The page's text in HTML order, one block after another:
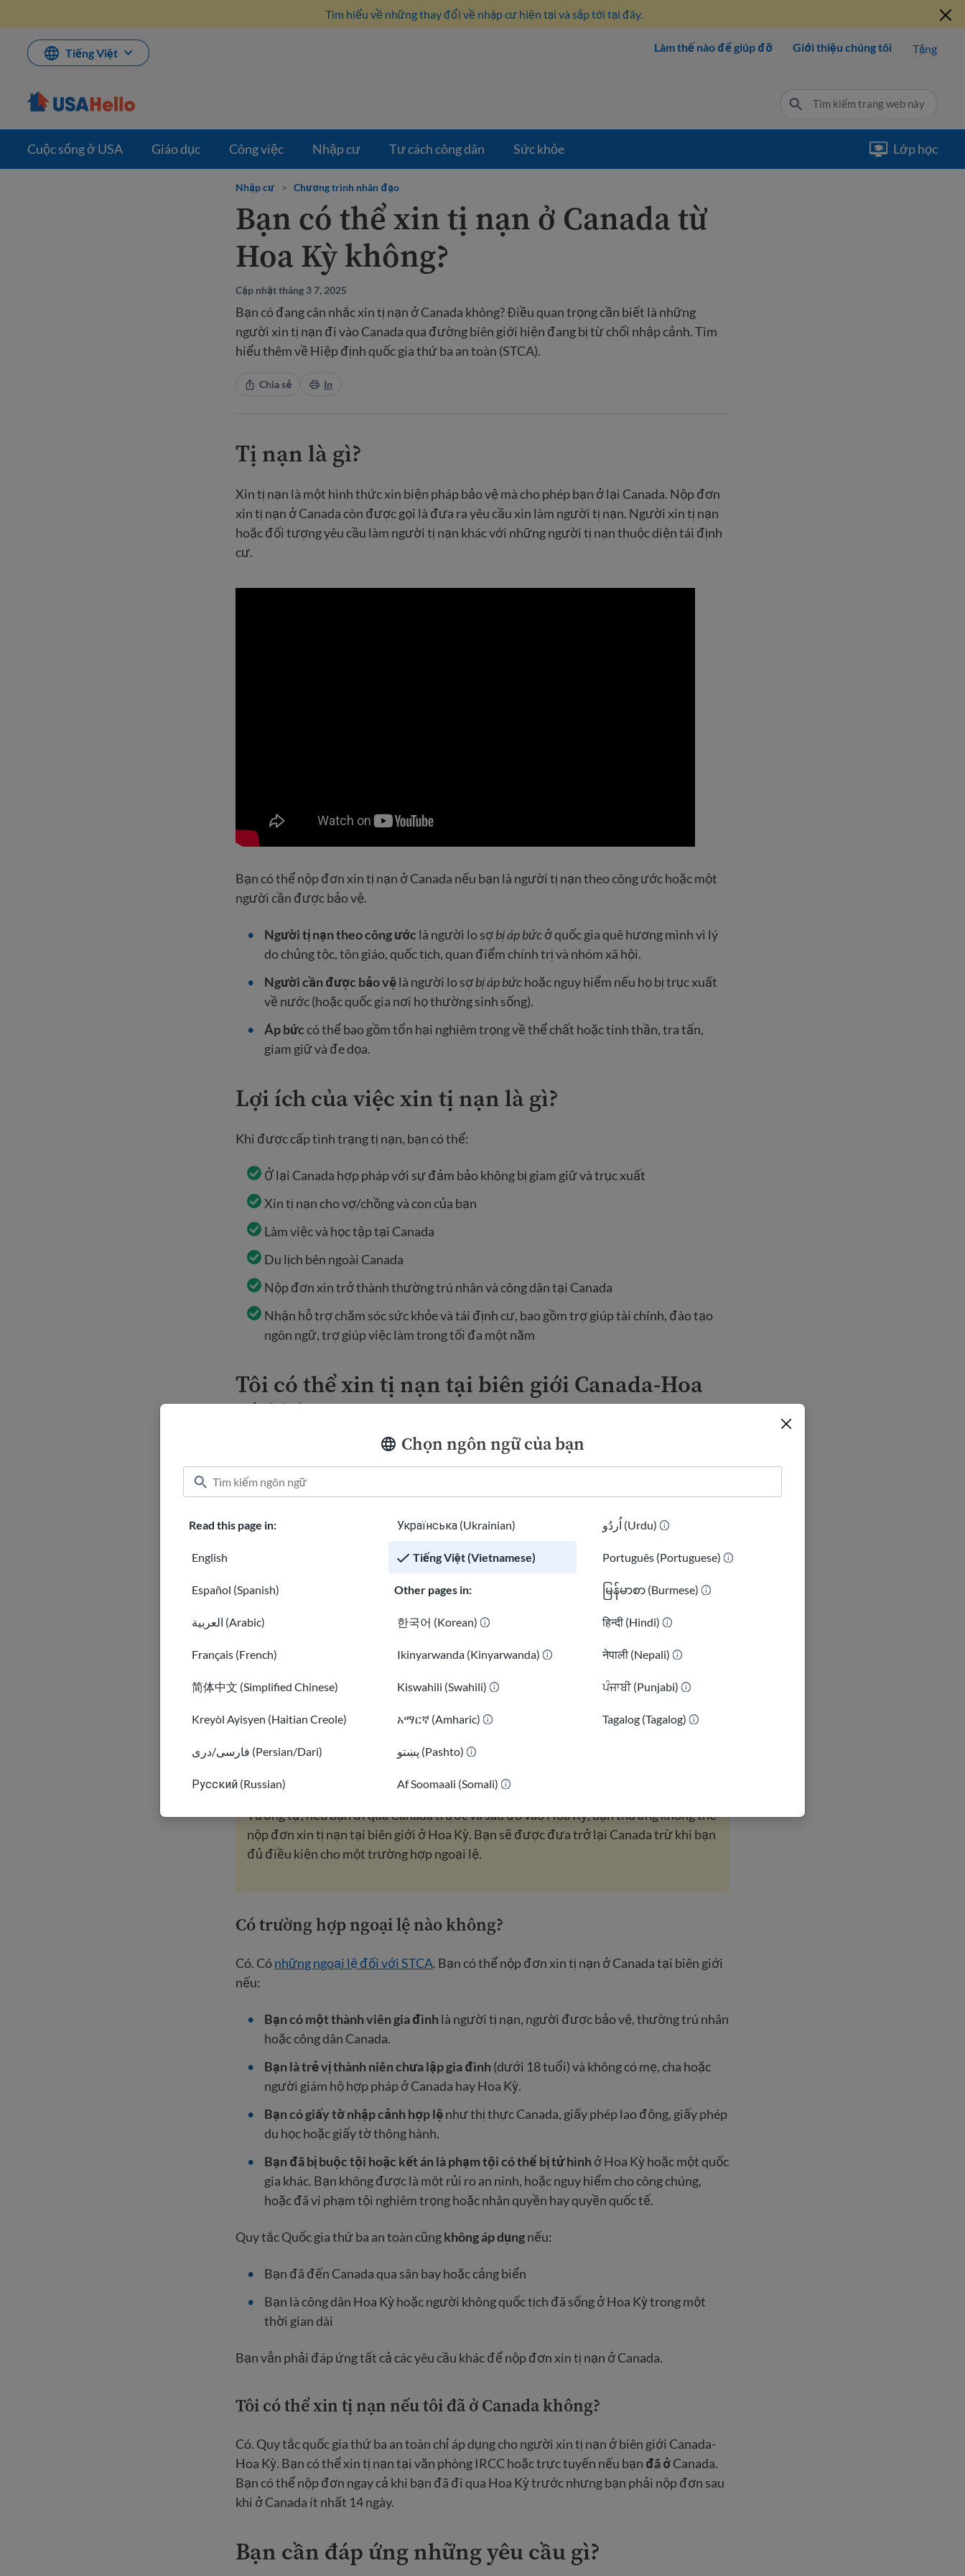
Tìm hiểu về những thay đổi về nhập cư hiện tại và sắp tới tại đây.
Tiếng Việt Làm thế nào để giúp đỡ Giới thiệu chúng tôi Tặng
Cuộc sống ở USA Giáo dục Công việc Nhập cư Tư cách công dân Sức khỏe Lớp học
Chọn ngôn ngữ của bạn
Read this page in:
English
Español (Spanish)
العربية (Arabic)
Français (French)
简体中文 (Simplified Chinese)
Kreyòl Ayisyen (Haitian Creole)
فارسی/دری (Persian/Dari)
Русский (Russian)
Українська (Ukrainian)
Tiếng Việt (Vietnamese)
Other pages in:
한국어 (Korean)
Ikinyarwanda (Kinyarwanda)
Kiswahili (Swahili)
አማርኛ (Amharic)
پښتو (Pashto)
Af Soomaali (Somali)
اُردُو (Urdu)
Português (Portuguese)
မြန်မာစာ (Burmese)
हिन्दी (Hindi)
नेपाली (Nepali)
ਪੰਜਾਬੀ (Punjabi)
Tagalog (Tagalog)
Nhập cư > Chương trình nhân đạo
Bạn có thể xin tị nạn ở Canada từ
Hoa Kỳ không?
Cập nhật tháng 3 7, 2025
Bạn có đang cân nhắc xin tị nạn ở Canada không? Điều quan trọng cần biết là những
người xin tị nạn đi vào Canada qua đường biên giới hiện đang bị từ chối nhập cảnh. Tìm
hiểu thêm về Hiệp định quốc gia thứ ba an toàn (STCA).
Chia sẻ In
Tị nạn là gì?
Xin tị nạn là một hình thức xin biện pháp bảo vệ mà cho phép bạn ở lại Canada. Nộp đơn
xin tị nạn ở Canada còn được gọi là đưa ra yêu cầu xin làm người tị nạn. Người xin tị nạn
hoặc đối tượng yêu cầu làm người tị nạn khác với những người tị nạn thuộc diện tái định
cư.
Bạn có thể nộp đơn xin tị nạn ở Canada nếu bạn là người tị nạn theo công ước hoặc một
người cần được bảo vệ.
Người tị nạn theo công ước là người lo sợbị áp bứcở quốc gia quê hương mình vì lý
do chủng tộc, tôn giáo, quốc tịch, quan điểm chính trị và nhóm xã hội.
Người cần được bảo vệlà người lo sợbị áp bứchoặc nguy hiểm nếu họ bị trục xuất
về nước (hoặc quốc gia nơi họ thường sinh sống).
Áp bứccó thể bao gồm tổn hại nghiêm trọng về thể chất hoặc tinh thần, tra tấn,
giam giữ và đe dọa.
Lợi ích của việc xin tị nạn là gì?
Khi được cấp tình trạng tị nạn, bạn có thể:
Ở lại Canada hợp pháp với sự đảm bảo không bị giam giữ và trục xuất
Xin tị nạn cho vợ/chồng và con của bạn
Làm việc và học tập tại Canada
Du lịch bên ngoài Canada
Nộp đơn xin trở thành thường trú nhân và công dân tại Canada
Nhận hỗ trợ chăm sóc sức khỏe và tái định cư, bao gồm trợ giúp tài chính, đào tạo
ngôn ngữ, trợ giúp việc làm trong tối đa một năm
Tôi có thể xin tị nạn tại biên giới Canada-Hoa
Kỳ không?
Nhìn chung, những người nhập cư từ Hoa Kỳkhông thểnộp đơn xin tị nạn tại biên giới
Canada-Hoa Kỳ. Canada có một thỏa thuận với Hoa Kỳ yêu cầu mọi người phải nộp đơn
xin làm người tị nạn hoặc xin tị nạn ở quốc gia an toàn đầu tiên họ đến. Điều này được gọi
chính thức. Nếu bạn đi qua Hoa Kỳ và vào Canada tại cảng biên giới đất liền hoặc
bằng tàu hỏa, bạn
không thểnộp đơn xin làm người tị nạn hoặc yêu cầu tị nạn khi
STCA được mở rộng trên toàn bộ biên giới đất liền. Hiện nay bao gồm cả các cửa
khẩu biên giới không chính thức như Đường Roxham giữa Quebec và New York. Bạn
đơn xin tị nạn trong vòng chưa đầy 14 ngày sau khi đến nơi.
Nếu bạn bị từ chối tình trạng tị nạn ở Hoa Kỳ và bay đến Canada, bạn cũng sẽ bị từ
Tương tự, nếu bạn đi qua Canada trước và sau đó vào Hoa Kỳ, bạn thường không thể
nộp đơn xin tị nạn tại biên giới ở Hoa Kỳ. Bạn sẽ được đưa trở lại Canada trừ khi bạn
đủ điều kiện cho một trường hợp ngoại lệ.
Có trường hợp ngoại lệ nào không?
Có. Cónhững ngoại lệ đối với STCA. Bạn có thể nộp đơn xin tị nạn ở Canada tại biên giới
nếu:
Bạn có một thành viên gia đình là người tị nạn, người được bảo vệ, thường trú nhân
hoặc công dân Canada.
Bạn là trẻ vị thành niên chưa lập gia đình (dưới 18 tuổi) và không có mẹ, cha hoặc
người giám hộ hợp pháp ở Canada hay Hoa Kỳ.
Bạn có giấy tờ nhập cảnh hợp lệnhư thị thực Canada, giấy phép lao động, giấy phép
du học hoặc giấy tờ thông hành.
Bạn đã bị buộc tội hoặc kết án là phạm tộicó thể bị tử hình ở Hoa Kỳ hoặc một quốc
gia khác. Bạn không được là một rủi ro an ninh, hoặc nguy hiểm cho công chúng,
hoặc đã vi phạm tội nghiêm trọng hoặc nhân quyền hay quyền quốc tế.
Quy tắc Quốc gia thứ ba an toàn cũngkhông áp dụngnếu:
Bạn đã đến Canada qua sân bay hoặc cảng biển
Bạn là công dân Hoa Kỳ hoặc người không quốc tịch đã sống ở Hoa Kỳ trong một
thời gian dài
Bạn vẫn phải đáp ứng tất cả các yêu cầu khác để nộp đơn xin tị nạn ở Canada.
Tôi có thể xin tị nạn nếu tôi đã ở Canada không?
Có. Quy tắc quốc gia thứ ba an toàn chỉ áp dụng cho người xin tị nạn ở biên giới Canada-
Hoa Kỳ. Bạn có thể xin tị nạn tại văn phòng IRCC hoặc trực tuyến nếu bạn đã ởCanada.
Bạn có thể nộp đơn ngay cả khi bạn đã đi qua Hoa Kỳ trước nhưng bạn phải nộp đơn sau
khi ở Canada ít nhất 14 ngày.
Bạn cần đáp ứng những yêu cầu gì?